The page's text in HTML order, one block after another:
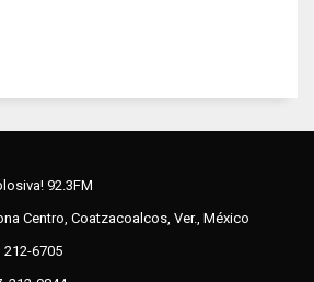
92.3FM
Centro, Coatzacoalcos, Ver., México
212-6705